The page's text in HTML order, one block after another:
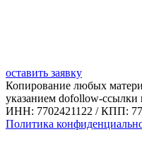
оставить заявку
Копирование любых
указанием dofollow-ссылки
ИНН: 7702421122 / КПП:
Политика